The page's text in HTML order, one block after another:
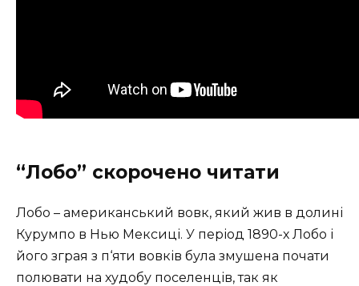
“Лобо” скорочено читати
Лобо – американський вовк, який жив в долині
Курумпо в Нью Мексиці. У період 1890-х Лобо і
його зграя з п‘яти вовків була змушена почати
полювати на худобу поселенців, так як